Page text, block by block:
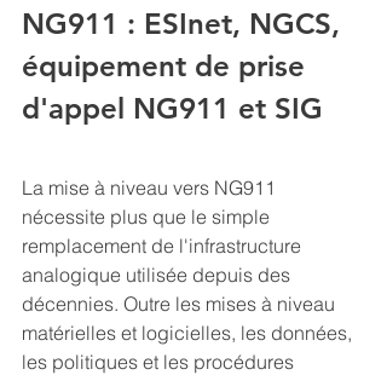
NG911 : ESInet, NGCS,
équipement de prise
d'appel NG911 et SIG
La mise à niveau vers NG911
nécessite plus que le simple
remplacement de l'infrastructure
analogique utilisée depuis des
décennies. Outre les mises à niveau
matérielles et logicielles, les données,
les politiques et les procédures